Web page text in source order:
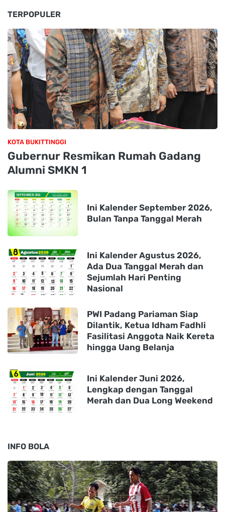
TERPOPULER
KOTA BUKITTINGGI
Gubernur Resmikan Rumah Gadang
Alumni SMKN 1
Ini Kalender September 2026,
Bulan Tanpa Tanggal Merah
Ini Kalender Agustus 2026,
Ada Dua Tanggal Merah dan
Sejumlah Hari Penting
Nasional
PWI Padang Pariaman Siap
Dilantik, Ketua Idham Fadhli
Fasilitasi Anggota Naik Kereta
hingga Uang Belanja
Ini Kalender Juni 2026,
Lengkap dengan Tanggal
Merah dan Dua Long Weekend
INFO BOLA